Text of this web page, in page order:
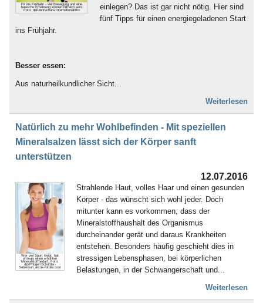
Fit ins Frühjahr - viel Bewegung und eine
basische Ernährung können hilfreich sein.
Foto: djd/Jentschura International/thx
einlegen? Das ist gar nicht nötig. Hier sind
fünf Tipps für einen energiegeladenen Start
ins Frühjahr.
Besser essen:
Aus naturheilkundlicher Sicht...
Weiterlesen
Natürlich zu mehr Wohlbefinden - Mit speziellen
Mineralsalzen lässt sich der Körper sanft
unterstützen
12.07.2016
Wer viel Sport treibt, hat
oftmals einen erhöhten
Mineralstoffbedarf. Foto:
djd/Pflüger/Schüßler-
Salze/yuri_arcus-fotolia.com
Strahlende Haut, volles Haar und einen gesunden
Körper - das wünscht sich wohl jeder. Doch
mitunter kann es vorkommen, dass der
Mineralstoffhaushalt des Organismus
durcheinander gerät und daraus Krankheiten
entstehen. Besonders häufig geschieht dies in
stressigen Lebensphasen, bei körperlichen
Belastungen, in der Schwangerschaft und...
Weiterlesen